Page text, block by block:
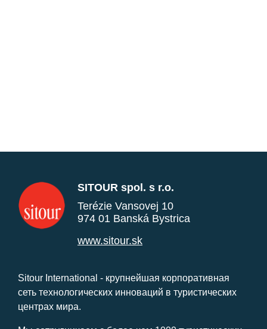
SITOUR spol. s r.o.
Terézie Vansovej 10
974 01 Banská Bystrica
www.sitour.sk
Sitour International - крупнейшая корпоративная
сеть технологических инноваций в туристических
центрах мира.